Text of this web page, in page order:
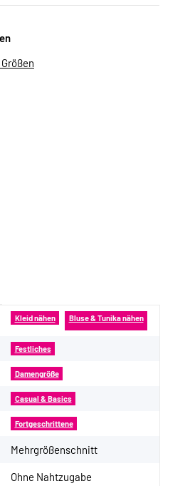
Kleid nähen Bluse & Tunika nähen
Festliches
Damengröße
Casual & Basics
Fortgeschrittene
Mehrgrößenschnitt
Ohne Nahtzugabe